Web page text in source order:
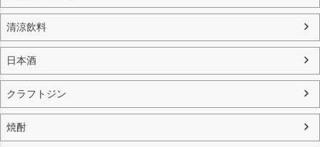
清涼飲料
日本酒
クラフトジン
焼酎